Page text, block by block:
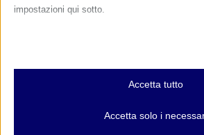
Nome:
impostazioni qui sotto.
Essenziali
I cookie e i servizi essenziali abilitano le
e servizi non richiedono il consenso
Accetta tutto
Accetta solo i